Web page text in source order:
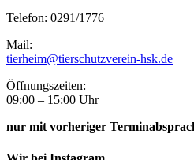
Telefon: 0291/1776
Mail:
tierheim@tierschutzverein-hsk.de
Öffnungszeiten:
09:00 – 15:00 Uhr
nur mit vorheriger